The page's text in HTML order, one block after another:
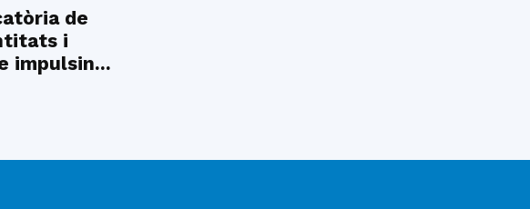
de
i
impulsin...